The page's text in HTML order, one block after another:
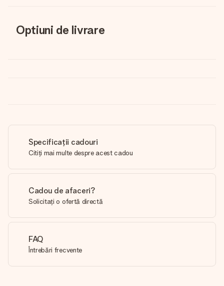
Optiuni de livrare
Specificații cadouri
Citiți mai multe despre acest cadou
Cadou de afaceri?
Solicitați o ofertă directă
FAQ
Întrebări frecvente